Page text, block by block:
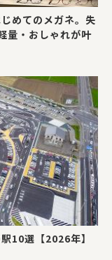
めてのメガネ。失
量・おしゃれが叶
10選【2026年】